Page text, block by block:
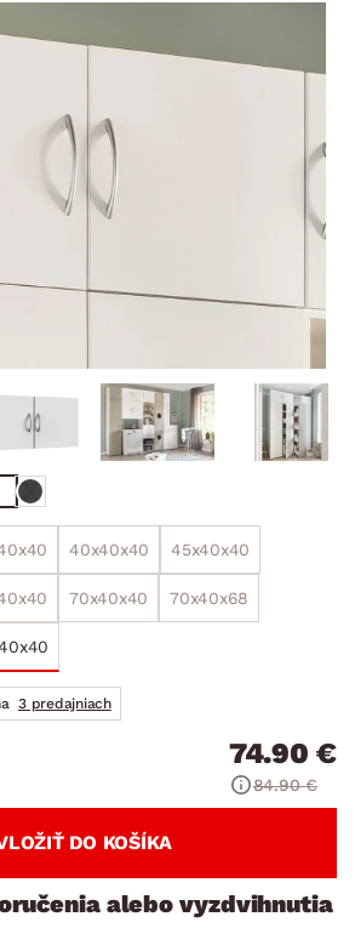
40x40x40 45x40x40
70x40x40 70x40x68
3 predajniach
74.90 €
84.90 €
DO KOŠÍKA
alebo vyzdvihnutia